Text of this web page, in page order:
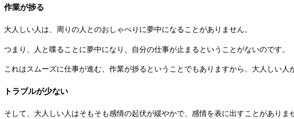
作業が捗る
大人しい人は、周りの人とのおしゃべりに夢中になることがありません。
つまり、人と喋ることに夢中になり、自分の仕事が止まるということがないのです。
これはスムーズに仕事が進む、作業が捗るということでもありますから、大人しい
トラブルが少ない
そして、大人しい人はそもそも感情の起伏が緩やかで、感情を表に出すことがありま